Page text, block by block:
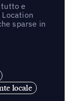
e
sparse in
locale